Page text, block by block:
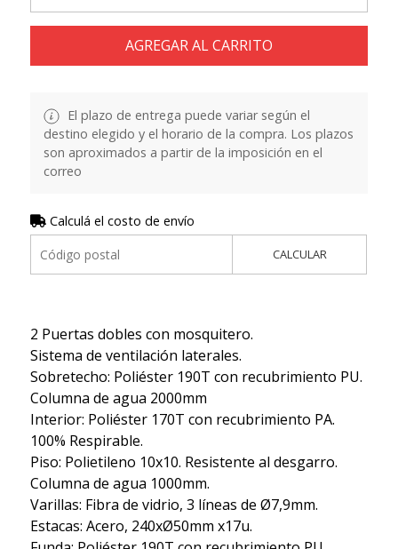
AGREGAR AL CARRITO
El plazo de entrega puede variar según el
destino elegido y el horario de la compra. Los plazos
son aproximados a partir de la imposición en el
correo
Calculá el costo de envío
CALCULAR
2 Puertas dobles con mosquitero.
Sistema de ventilación laterales.
Sobretecho: Poliéster 190T con recubrimiento PU.
Columna de agua 2000mm
Interior: Poliéster 170T con recubrimiento PA.
100% Respirable.
Piso: Polietileno 10x10. Resistente al desgarro.
Columna de agua 1000mm.
Varillas: Fibra de vidrio, 3 líneas de Ø7,9mm.
Estacas: Acero, 240xØ50mm x17u.